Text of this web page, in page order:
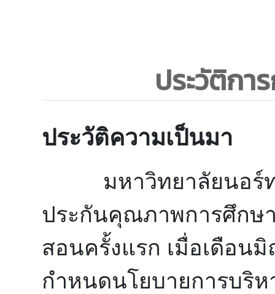
ประวัติกา
ประวัติความเป็นมา
มหาวิทยาลัยนอร์ท-
ประกันคุณภาพการศึกษา
สอนครั้งแรก เมื่อเดือน
กำหนดนโยบายการบริ